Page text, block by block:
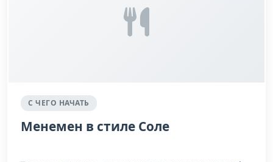
С ЧЕГО НАЧАТЬ
Менемен в стиле Соле